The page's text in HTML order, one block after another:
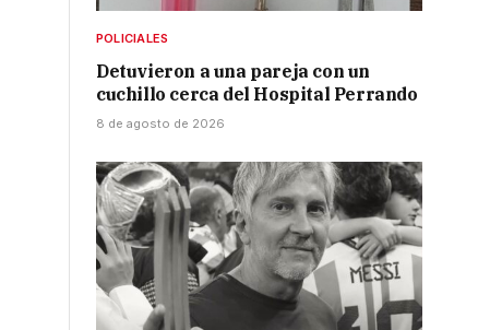
POLICIALES
Detuvieron a una pareja con un
cuchillo cerca del Hospital Perrando
8 de agosto de 2026